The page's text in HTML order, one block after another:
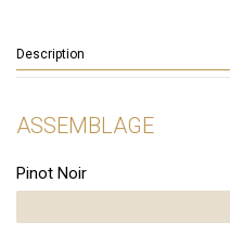
Description
ASSEMBLAGE
Pinot Noir